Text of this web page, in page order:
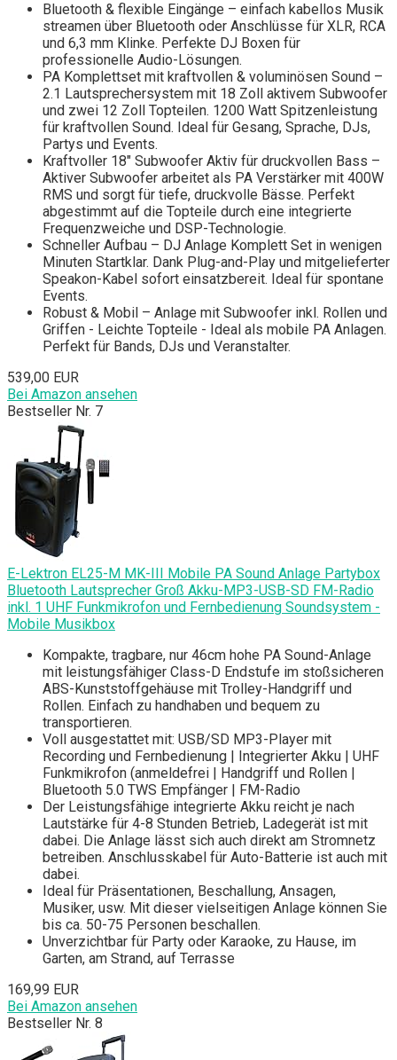
Bluetooth & flexible Eingänge – einfach kabellos Musik
streamen über Bluetooth oder Anschlüsse für XLR, RCA
und 6,3 mm Klinke. Perfekte DJ Boxen für
professionelle Audio-Lösungen.
PA Komplettset mit kraftvollen & voluminösen Sound –
2.1 Lautsprechersystem mit 18 Zoll aktivem Subwoofer
und zwei 12 Zoll Topteilen. 1200 Watt Spitzenleistung
für kraftvollen Sound. Ideal für Gesang, Sprache, DJs,
Partys und Events.
Kraftvoller 18" Subwoofer Aktiv für druckvollen Bass –
Aktiver Subwoofer arbeitet als PA Verstärker mit 400W
RMS und sorgt für tiefe, druckvolle Bässe. Perfekt
abgestimmt auf die Topteile durch eine integrierte
Frequenzweiche und DSP-Technologie.
Schneller Aufbau – DJ Anlage Komplett Set in wenigen
Minuten Startklar. Dank Plug-and-Play und mitgelieferter
Speakon-Kabel sofort einsatzbereit. Ideal für spontane
Events.
Robust & Mobil – Anlage mit Subwoofer inkl. Rollen und
Griffen - Leichte Topteile - Ideal als mobile PA Anlagen.
Perfekt für Bands, DJs und Veranstalter.
539,00 EUR
Bei Amazon ansehen
Bestseller Nr. 7
E-Lektron EL25-M MK-III Mobile PA Sound Anlage Partybox
Bluetooth Lautsprecher Groß Akku-MP3-USB-SD FM-Radio
inkl. 1 UHF Funkmikrofon und Fernbedienung Soundsystem -
Mobile Musikbox
Kompakte, tragbare, nur 46cm hohe PA Sound-Anlage
mit leistungsfähiger Class-D Endstufe im stoßsicheren
ABS-Kunststoffgehäuse mit Trolley-Handgriff und
Rollen. Einfach zu handhaben und bequem zu
transportieren.
Voll ausgestattet mit: USB/SD MP3-Player mit
Recording und Fernbedienung | Integrierter Akku | UHF
Funkmikrofon (anmeldefrei | Handgriff und Rollen |
Bluetooth 5.0 TWS Empfänger | FM-Radio
Der Leistungsfähige integrierte Akku reicht je nach
Lautstärke für 4-8 Stunden Betrieb, Ladegerät ist mit
dabei. Die Anlage lässt sich auch direkt am Stromnetz
betreiben. Anschlusskabel für Auto-Batterie ist auch mit
dabei.
Ideal für Präsentationen, Beschallung, Ansagen,
Musiker, usw. Mit dieser vielseitigen Anlage können Sie
bis ca. 50-75 Personen beschallen.
Unverzichtbar für Party oder Karaoke, zu Hause, im
Garten, am Strand, auf Terrasse
169,99 EUR
Bei Amazon ansehen
Bestseller Nr. 8